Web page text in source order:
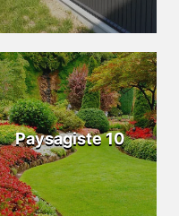
Paysagiste 10